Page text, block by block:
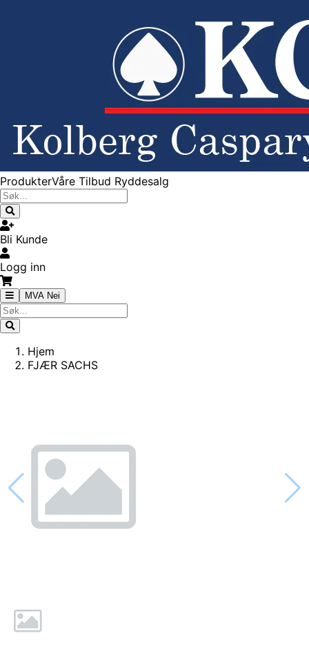
ProdukterVåre Tilbud Ryddesalg
Bli Kunde
Logg inn
MVA Nei
Hjem
FJÆR SACHS